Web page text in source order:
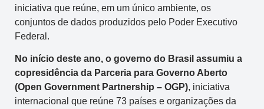
iniciativa que reúne, em um único ambiente, os
conjuntos de dados produzidos pelo Poder Executivo
Federal.
No início deste ano, o governo do Brasil assumiu a
copresidência da Parceria para Governo Aberto
(Open Government Partnership – OGP), iniciativa
internacional que reúne 73 países e organizações da